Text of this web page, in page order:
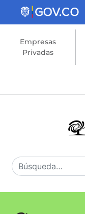
Saltar al contenido
Empresas
Privadas